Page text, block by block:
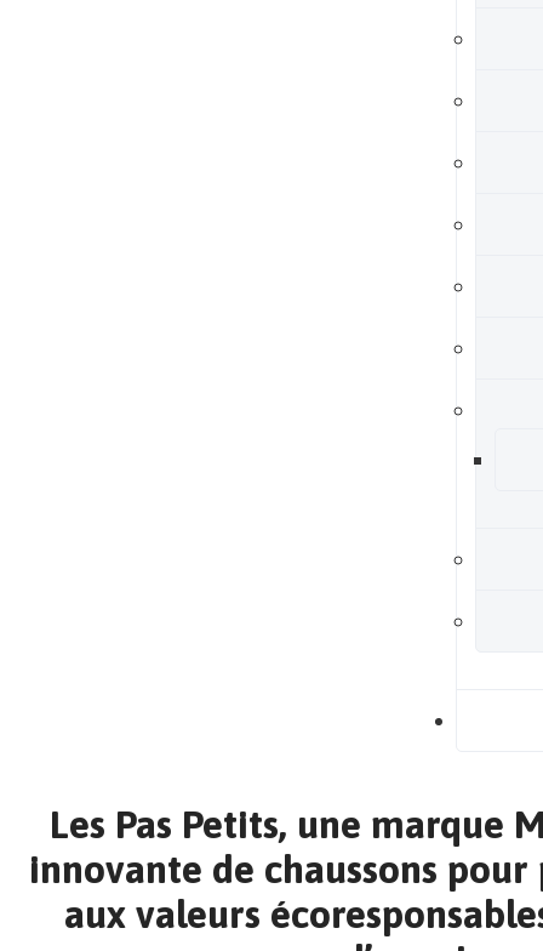
Les Pas Petits, une marque
innovante de chaussons
aux valeurs